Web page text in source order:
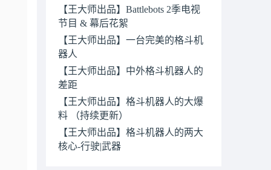
【王大师出品】Battlebots 2季电视
节目 & 幕后花絮
【王大师出品】一台完美的格斗机
器人
【王大师出品】中外格斗机器人的
差距
【王大师出品】格斗机器人的大爆
料 （持续更新）
【王大师出品】格斗机器人的两大
核心-行驶|武器